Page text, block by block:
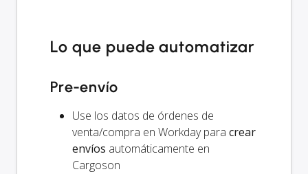
Lo que puede automatizar
Pre-envío
Use los datos de órdenes de
venta/compra en Workday para crear
envíos automáticamente en
Cargoson